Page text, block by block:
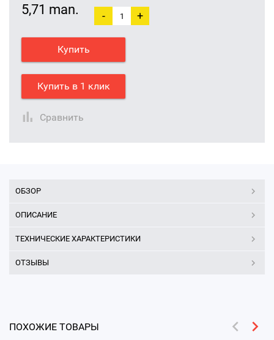
5,71 man. - +
Купить
Купить в 1 клик
Сравнить
ОБЗОР
ОПИСАНИЕ
ТЕХНИЧЕСКИЕ ХАРАКТЕРИСТИКИ
ОТЗЫВЫ
ПОХОЖИЕ ТОВАРЫ